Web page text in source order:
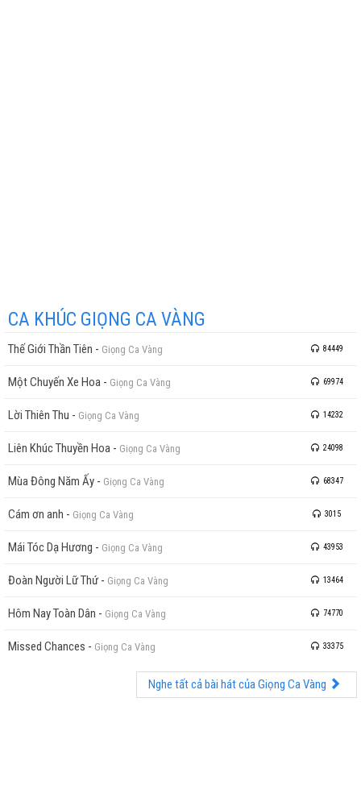
CA KHÚC GIỌNG CA VÀNG
Thế Giới Thần Tiên - Giọng Ca Vàng 84449
Một Chuyến Xe Hoa - Giọng Ca Vàng 69974
Lời Thiên Thu - Giọng Ca Vàng 14232
Liên Khúc Thuyền Hoa - Giọng Ca Vàng 24098
Mùa Đông Năm Ấy - Giọng Ca Vàng 68347
Cám ơn anh - Giọng Ca Vàng 3015
Mái Tóc Dạ Hương - Giọng Ca Vàng 43953
Đoàn Người Lữ Thứ - Giọng Ca Vàng 13464
Hôm Nay Toàn Dân - Giọng Ca Vàng 74770
Missed Chances - Giọng Ca Vàng 33375
Nghe tất cả bài hát của Giọng Ca Vàng